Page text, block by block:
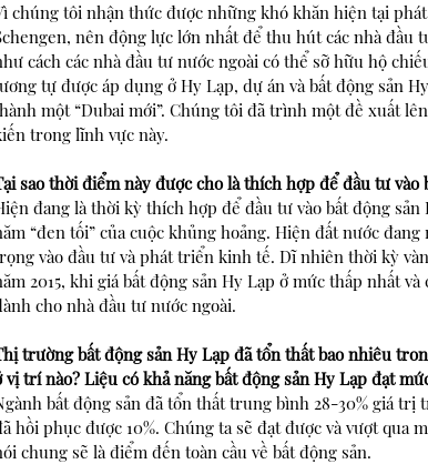
chúng tôi nhận thức được những khó khăn hiện tại
nên động lực lớn nhất để thu hút các nhà
cách các nhà đầu tư nước ngoài có thể sỡ hữu hộ
tự được áp dụng ở Hy Lạp, dự án và bất động sản
một “Dubai mới”. Chúng tôi đã trình một đề xuất
trong lĩnh vực này.
sao thời điểm này được cho là thích hợp để đầu tư vào
đang là thời kỳ thích hợp để đầu tư vào bất động
“đen tối” của cuộc khủng hoảng. Hiện đất nước
vào đầu tư và phát triển kinh tế. Dĩ nhiên thời kỳ
2015, khi giá bất động sản Hy Lạp ở mức thấp nhất
cho nhà đầu tư nước ngoài.
trường bất động sản Hy Lạp đã tổn thất bao nhiêu
vị trí nào? Liệu có khả năng bất động sản Hy Lạp đạt
bất động sản đã tổn thất trung bình 28-30% giá
hồi phục được 10%. Chúng ta sẽ đạt được và vượt qua
chung sẽ là điểm đến toàn cầu về bất động sản.